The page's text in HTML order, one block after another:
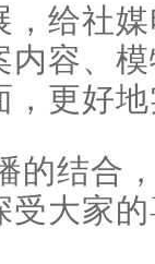
，给社
内容、
，更好
的结合
受大家